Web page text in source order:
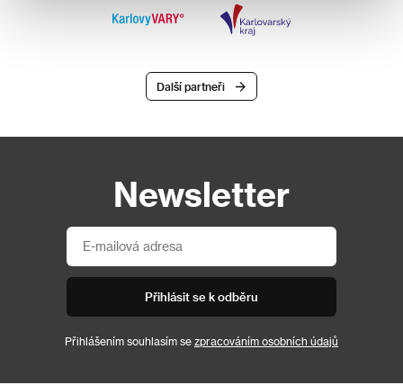
Další partneři
Newsletter
Přihlásit se k odběru
Přihlášením souhlasím se zpracováním osobních údajů